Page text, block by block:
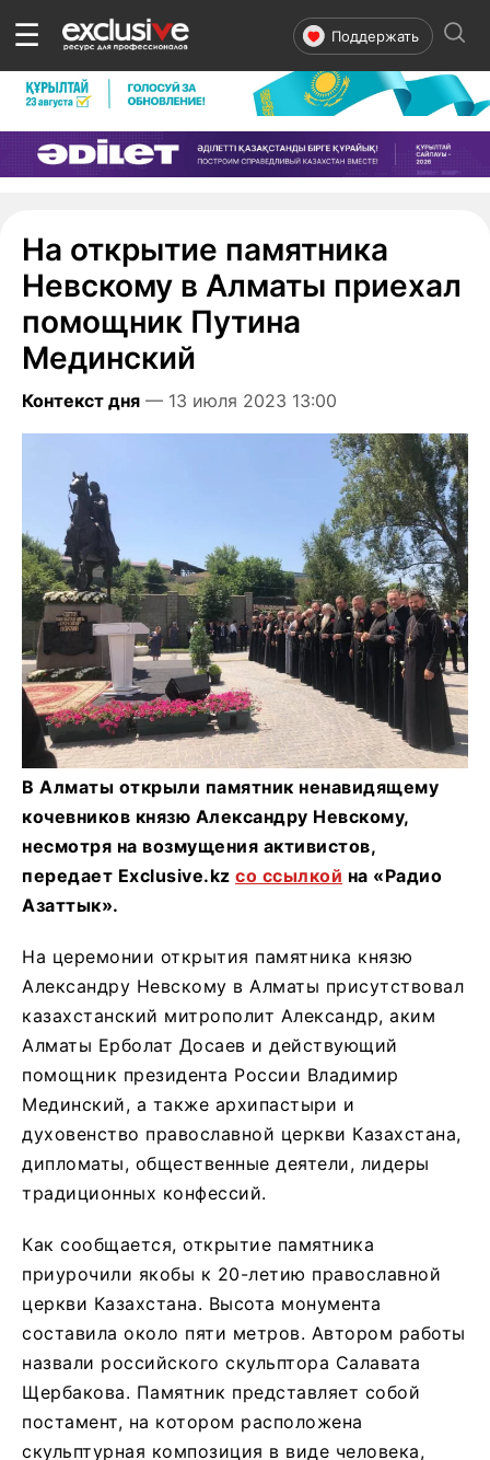
☰ Поддержать
На открытие памятника
Невскому в Алматы приехал
помощник Путина
Мединский
Контекст дня — 13 июля 2023 13:00
В Алматы открыли памятник ненавидящему
кочевников князю Александру Невскому,
несмотря на возмущения активистов,
передает Exclusive.kz со ссылкой на «Радио
Азаттык».
На церемонии открытия памятника князю
Александру Невскому в Алматы присутствовал
казахстанский митрополит Александр, аким
Алматы Ерболат Досаев и действующий
помощник президента России Владимир
Мединский, а также архипастыри и
духовенство православной церкви Казахстана,
дипломаты, общественные деятели, лидеры
традиционных конфессий.
Как сообщается, открытие памятника
приурочили якобы к 20-летию православной
церкви Казахстана. Высота монумента
составила около пяти метров. Автором работы
назвали российского скульптора Салавата
Щербакова. Памятник представляет собой
постамент, на котором расположена
скульптурная композиция в виде человека,